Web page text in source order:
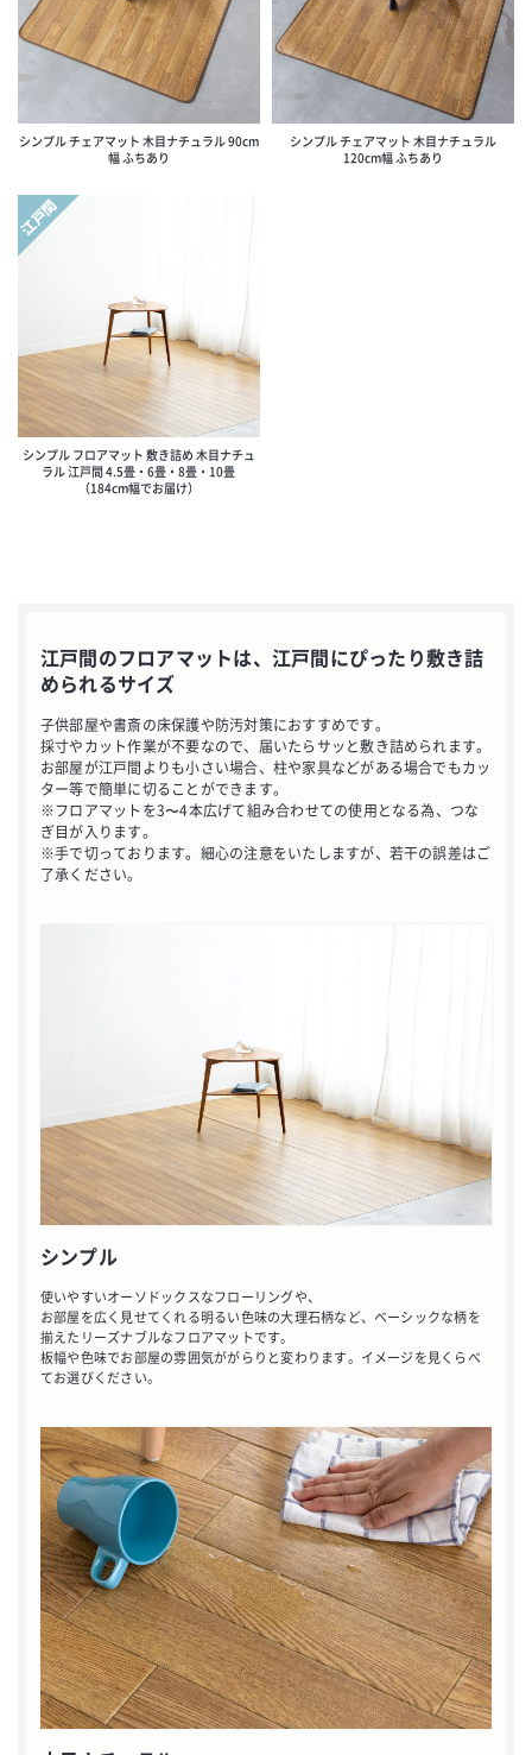
シンプル チェアマット 木目ナチュラル 90cm
幅 ふちあり
シンプル チェアマット 木目ナチュラル
120cm幅 ふちあり
江戸間
シンプル フロアマット 敷き詰め 木目ナチュ
ラル 江戸間 4.5畳・6畳・8畳・10畳
（184cm幅でお届け）
江戸間のフロアマットは、江戸間にぴったり敷き詰
められるサイズ
子供部屋や書斎の床保護や防汚対策におすすめです。
採寸やカット作業が不要なので、届いたらサッと敷き詰められます。
お部屋が江戸間よりも小さい場合、柱や家具などがある場合でもカッ
ター等で簡単に切ることができます。
※フロアマットを3〜4本広げて組み合わせての使用となる為、つな
ぎ目が入ります。
※手で切っております。細心の注意をいたしますが、若干の誤差はご
了承ください。
シンプル
使いやすいオーソドックスなフローリングや、
お部屋を広く見せてくれる明るい色味の大理石柄など、ベーシックな柄を
揃えたリーズナブルなフロアマットです。
板幅や色味でお部屋の雰囲気ががらりと変わります。イメージを見くらべ
てお選びください。